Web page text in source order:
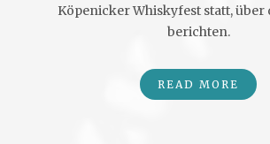
Köpenicker Whiskyfest statt, über
berichten.
READ MORE